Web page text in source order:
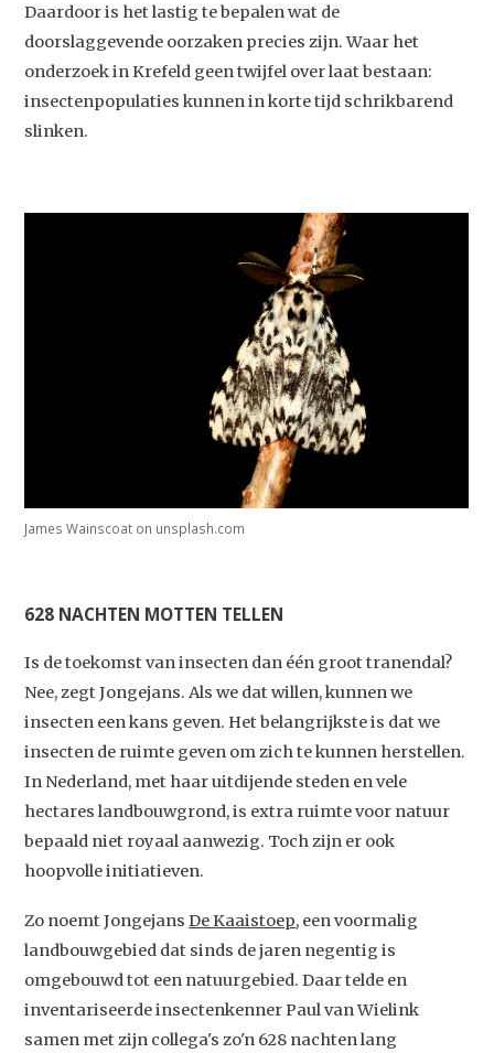
Studium Generale
Home
Podcast
Artikelen
Contact
Daardoor is het lastig te bepalen wat de
doorslaggevende oorzaken precies zijn. Waar het
onderzoek in Krefeld geen twijfel over laat bestaan:
insectenpopulaties kunnen in korte tijd schrikbarend
slinken.
James Wainscoat on unsplash.com
628 NACHTEN MOTTEN TELLEN
Is de toekomst van insecten dan één groot tranendal?
Nee, zegt Jongejans. Als we dat willen, kunnen we
insecten een kans geven. Het belangrijkste is dat we
insecten de ruimte geven om zich te kunnen herstellen.
In Nederland, met haar uitdijende steden en vele
hectares landbouwgrond, is extra ruimte voor natuur
bepaald niet royaal aanwezig. Toch zijn er ook
hoopvolle initiatieven.
Zo noemt JongejansDe Kaaistoep, een voormalig
landbouwgebied dat sinds de jaren negentig is
omgebouwd tot een natuurgebied. Daar telde en
inventariseerde insectenkenner Paul van Wielink
samen met zijn collega's zo'n 628 nachten lang